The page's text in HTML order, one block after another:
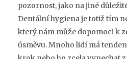
pozornost, jako na jiné
Dentální hygiena je totiž tím
který nám může dopomoci k
úsměvu. Mnoho lidí má